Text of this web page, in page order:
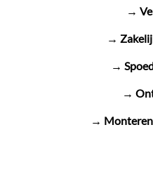
→
→
→
→
→